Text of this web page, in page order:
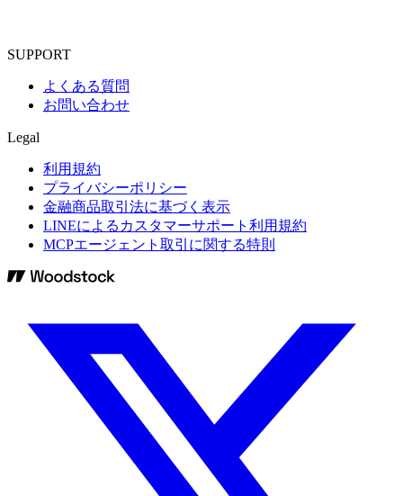
SUPPORT
よくある質問
お問い合わせ
Legal
利用規約
プライバシーポリシー
金融商品取引法に基づく表示
LINEによるカスタマーサポート利用規約
MCPエージェント取引に関する特則